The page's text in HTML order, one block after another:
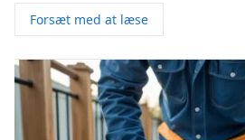
Forsæt med at læse